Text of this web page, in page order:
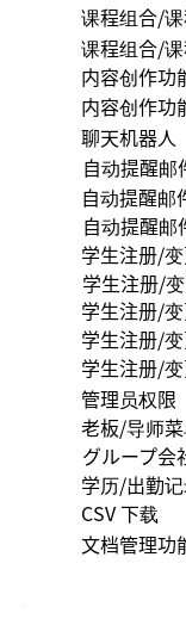
课程组合/
课程组合/
内容创作功
内容创作功
聊天机器人
自动提醒邮
自动提醒邮
自动提醒邮
学生注册/
学生注册/
学生注册/
学生注册/
学生注册/
管理员权限
老板/导师
グループ会
学历/出勤
CSV 下载
文档管理功